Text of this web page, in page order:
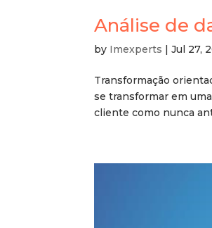
Análise de
by Imexperts |Jul 27,
Transformação
se transformar em
cliente como nunca